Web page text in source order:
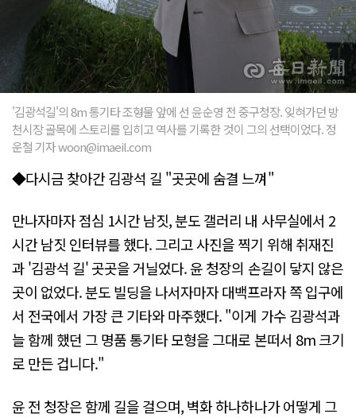
'김광석길'의 8m 통기타 조형물 앞에 선 윤순영 전 중구청장. 잊혀가던 방
천시장 골목에 스토리를 입히고 역사를 기록한 것이 그의 선택이었다. 정
운철 기자 woon@imaeil.com
◆다시금 찾아간 김광석 길 "곳곳에 숨결 느껴"
만나자마자 점심 1시간 남짓, 분도 갤러리 내 사무실에서 2
시간 남짓 인터뷰를 했다. 그리고 사진을 찍기 위해 취재진
과 '김광석 길' 곳곳을 거닐었다. 윤 청장의 손길이 닿지 않은
곳이 없었다. 분도 빌딩을 나서자마자 대백프라자 쪽 입구에
서 전국에서 가장 큰 기타와 마주했다. "이게 가수 김광석과
늘 함께 했던 그 명품 통기타 모형을 그대로 본떠서 8m 크기
로 만든 겁니다."
윤 전 청장은 함께 길을 걸으며, 벽화 하나하나가 어떻게 그